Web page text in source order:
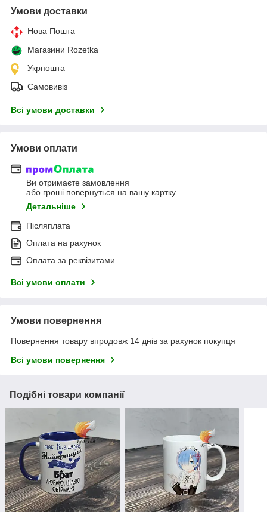
Умови доставки
Нова Пошта
Магазини Rozetka
Укрпошта
Самовивіз
Всі умови доставки
Умови оплати
Ви отримаєте замовлення
або гроші повернуться на вашу картку
Детальніше
Післяплата
Оплата на рахунок
Оплата за реквізитами
Всі умови оплати
Умови повернення
Повернення товару впродовж 14 днів за рахунок покупця
Всі умови повернення
Подібні товари компанії